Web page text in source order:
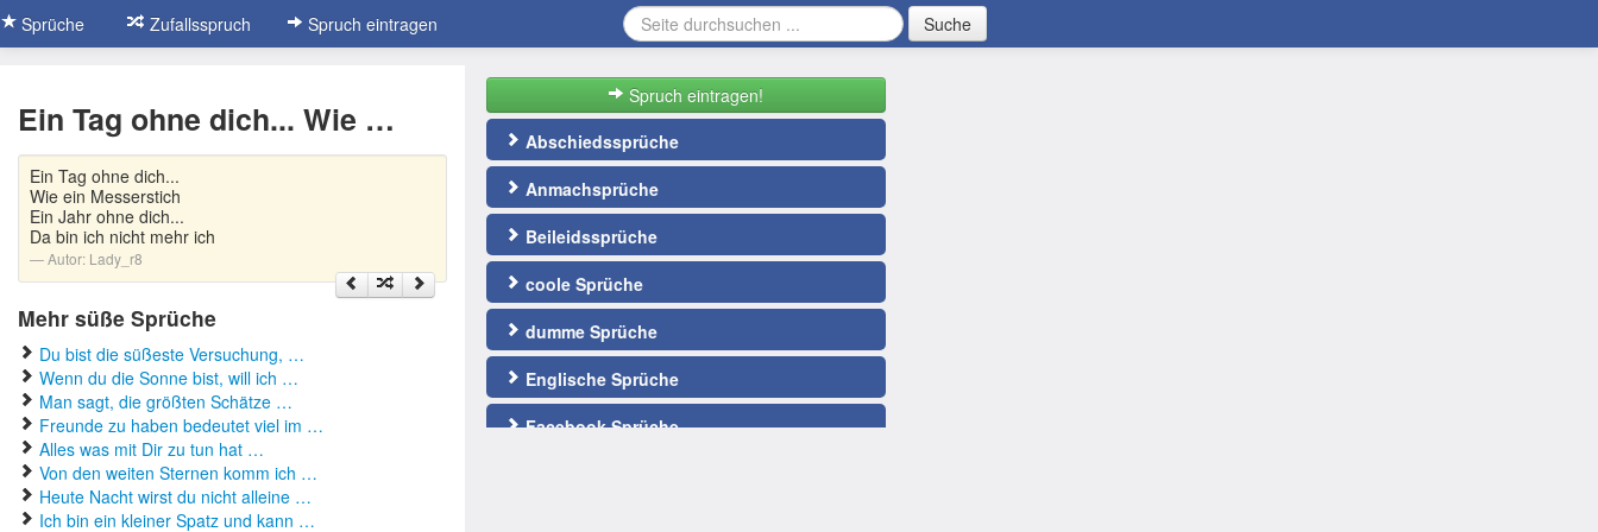
Sprüche Zufallsspruch Spruch eintragen Suche
Ein Tag ohne dich... Wie …
Ein Tag ohne dich...
Wie ein Messerstich
Ein Jahr ohne dich...
Da bin ich nicht mehr ich
Autor: Lady_r8
Mehr süße Sprüche
Du bist die süßeste Versuchung, …
Wenn du die Sonne bist, will ich …
Man sagt, die größten Schätze …
Freunde zu haben bedeutet viel im …
Alles was mit Dir zu tun hat …
Von den weiten Sternen komm ich …
Heute Nacht wirst du nicht alleine …
Ich bin ein kleiner Spatz und kann …
Spruch eintragen!
Abschiedssprüche
Anmachsprüche
Beileidssprüche
coole Sprüche
dumme Sprüche
Englische Sprüche
Facebook Sprüche